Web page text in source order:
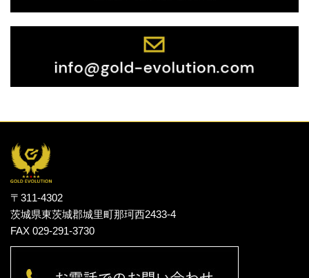
〒311-4302
茨城県東茨城郡城里町那珂西2433-4
FAX 029-291-3730